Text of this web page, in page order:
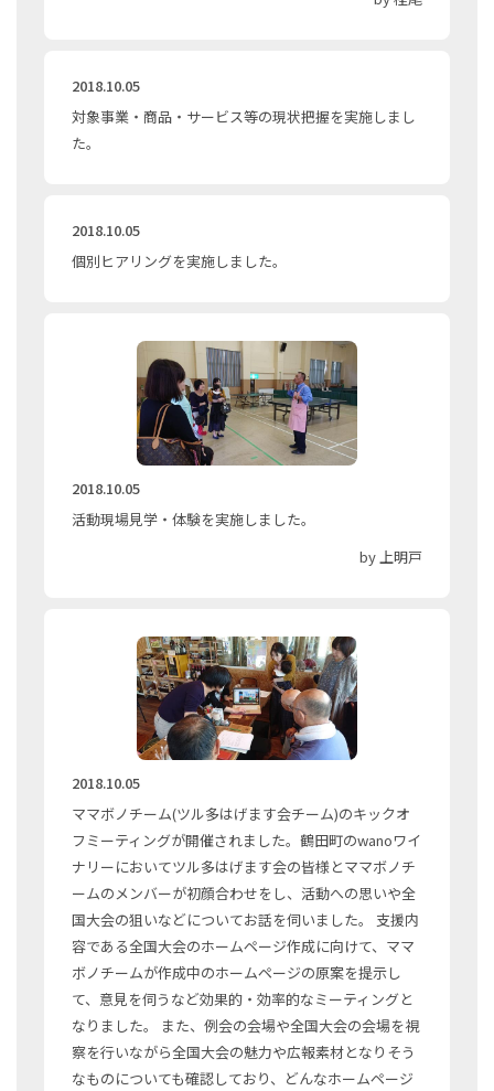
2018.10.05
対象事業・商品・サービス等の現状把握を実施しまし
た。
2018.10.05
個別ヒアリングを実施しました。
2018.10.05
活動現場見学・体験を実施しました。
by 上明戸
2018.10.05
ママボノチーム(ツル多はげます会チーム)のキックオ
フミーティングが開催されました。鶴田町のwanoワイ
ナリーにおいてツル多はげます会の皆様とママボノチ
ームのメンバーが初顔合わせをし、活動への思いや全
国大会の狙いなどについてお話を伺いました。 支援内
容である全国大会のホームページ作成に向けて、ママ
ボノチームが作成中のホームページの原案を提示し
て、意見を伺うなど効果的・効率的なミーティングと
なりました。 また、例会の会場や全国大会の会場を視
察を行いながら全国大会の魅力や広報素材となりそう
なものについても確認しており、どんなホームページ